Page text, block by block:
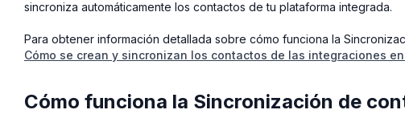
sincroniza automáticamente los contactos de tu plataforma integrada.
Para obtener información detallada sobre cómo funciona la
Cómo se crean y sincronizan los contactos de las integraciones
Cómo funciona la Sincronización de